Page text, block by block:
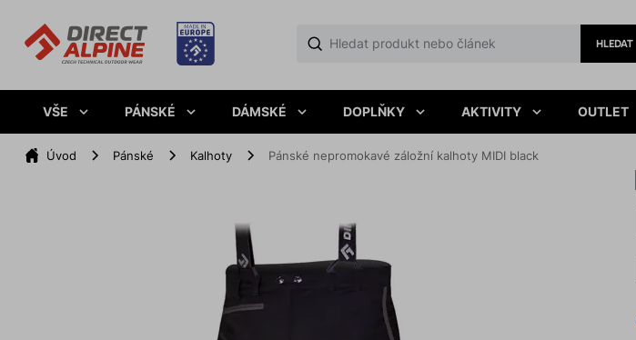
HLEDAT
VŠE PÁNSKÉ DÁMSKÉ DOPLŇKY AKTIVITY OUTLET
Úvod Pánské Kalhoty Pánské nepromokavé záložní kalhoty MIDI black